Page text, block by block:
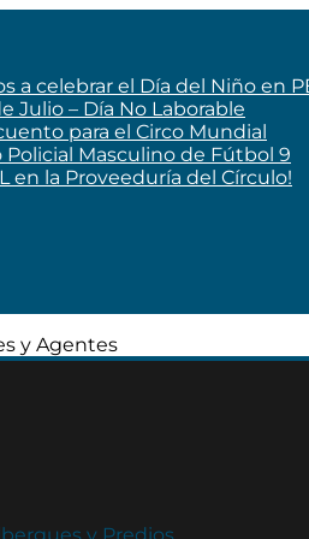
a celebrar el Día del Niño en
Julio – Día No Laborable
para el Circo Mundial
Policial Masculino de Fútbol 9
en la Proveeduría del Círculo!